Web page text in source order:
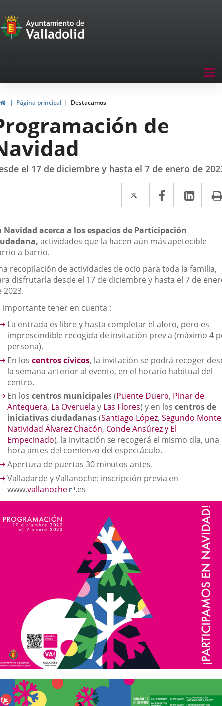
Portal
de
navegación
HomePágina principal Destacamos
de
el 17 de diciembre y hasta el 7 de enero de
Twitter
Enlace
a
una
aplicación
Facebook
Enlace
a
una
aplicación
a
Navidad acerca a los espacios de Participación
actividades que la hacen aún más apetecible
a barrio.
recopilación de actividades de ocio para toda la familia,
disfrutarla desde el 17 de diciembre y hasta el 7 de
2023.
importante tener en cuenta :
La entrada es libre y hasta completar el aforo, pero es
imprescindible recogida de invitación previa (máximo 4
persona).
En los centros cívicos, la invitación se podrá recoger
la semana anterior al evento, en el horario habitual del
centro.
En los centros municipales(Puente Duero, Pinar de
Antequera, La Overuela y Las Flores) y en los centros de
iniciativas ciudadanas(Santiago López, Segundo
Natividad Álvarez Chacón, Conde Ansúrezy El
Empecinado), la invitación se recogerá el mismo día, una
hora antes del comienzo del espectáculo.
Apertura de puertas 30 minutos antes.
Valladarde y Vallanoche: inscripción previa en
www.vallanoche
Enlace
a
aplicación
externa.
.es